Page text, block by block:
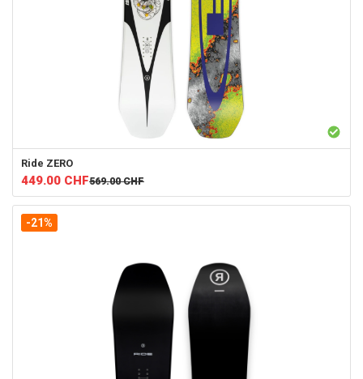
Ride ZERO
449.00 CHF569.00 CHF
-21%